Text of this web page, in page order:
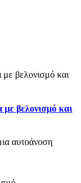
βελονισμό και
αυτοάνοση